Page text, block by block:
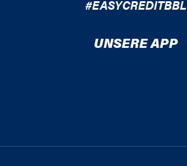
#EASYCREDITBBL
UNSERE APP